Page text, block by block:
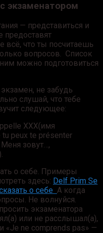
экзаменатором
— представиться и
предоставят
всё, что ты посчитаешь
вопросов. Список
можно подготовиться
не забудь
слушай, что тебе
следующее:
XXX(имя
peux te présenter
зовут…,
о себе. Примеры
здесь: Delf Prim Se
о себе А когда
Не волнуйся.
экзаменатора
или не расслышал(а),
«Je ne comprends pas» —